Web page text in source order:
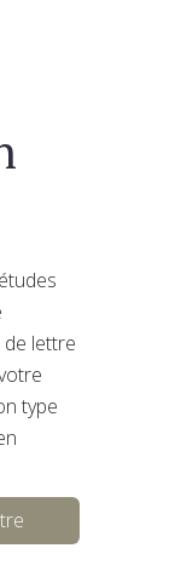
de lettre
type